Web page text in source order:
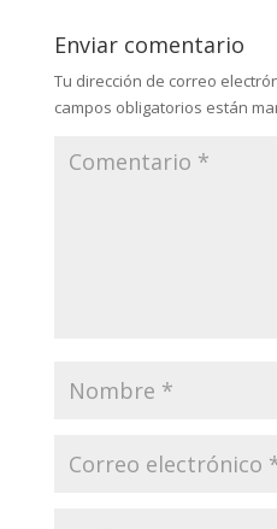
Enviar comentario
Tu dirección de correo
campos obligatorios están